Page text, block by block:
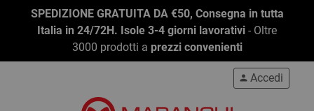
SPEDIZIONE GRATUITA DA €50, Consegna in tutta
Italia in 24/72H. Isole 3-4 giorni lavorativi - Oltre
3000 prodotti a prezzi convenienti
person Accedi